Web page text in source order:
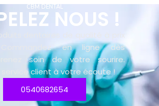
CBM DENTALNOUS !
dentaires de qualité à prix
en ligne dès
soin de votre sourire.
service client à votre écoute !
0540682654